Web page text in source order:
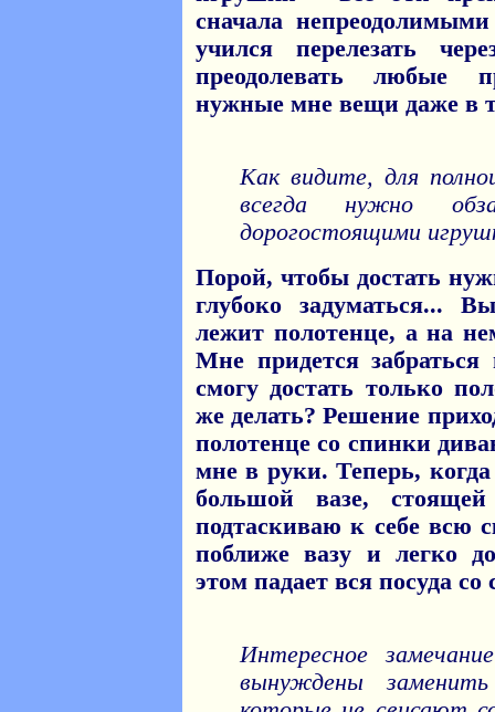
сначала
учился перелезать
преодолевать любые
нужные мне вещи даже в
Как видите, для
всегда нужно
дорогостоящими
Порой, чтобы достать
глубоко задуматься...
лежит полотенце, а на
Мне придется
смогу достать только
же делать? Решение
полотенце со спинки
мне в руки. Теперь,
большой вазе,
подтаскиваю к себе всю
поближе вазу и легко
этом падает вся посуда
Интересное
вынуждены